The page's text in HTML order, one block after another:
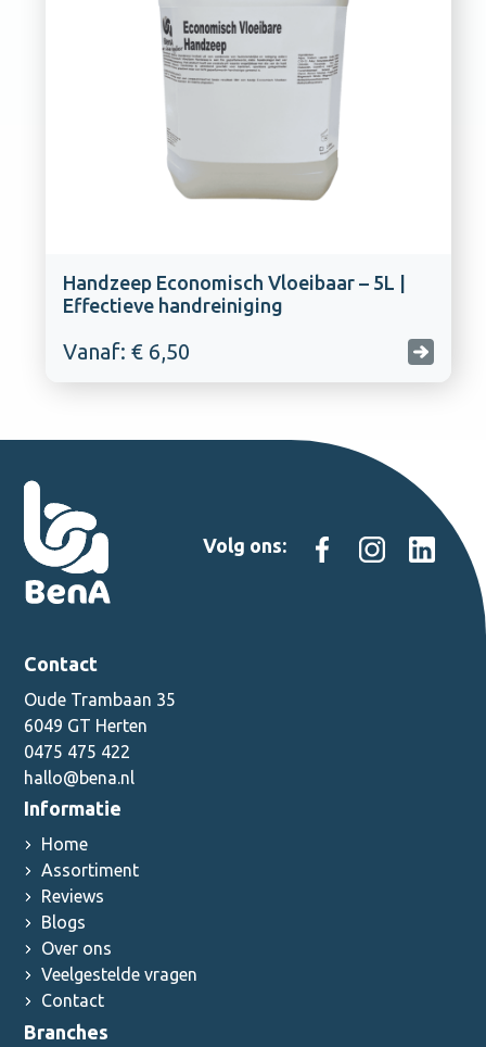
Handzeep Economisch Vloeibaar – 5L |
Effectieve handreiniging
Vanaf: € 6,50
Volg ons:
Contact
Oude Trambaan 35
6049 GT Herten
0475 475 422
hallo@bena.nl
Informatie
Home
Assortiment
Reviews
Blogs
Over ons
Veelgestelde vragen
Contact
Branches